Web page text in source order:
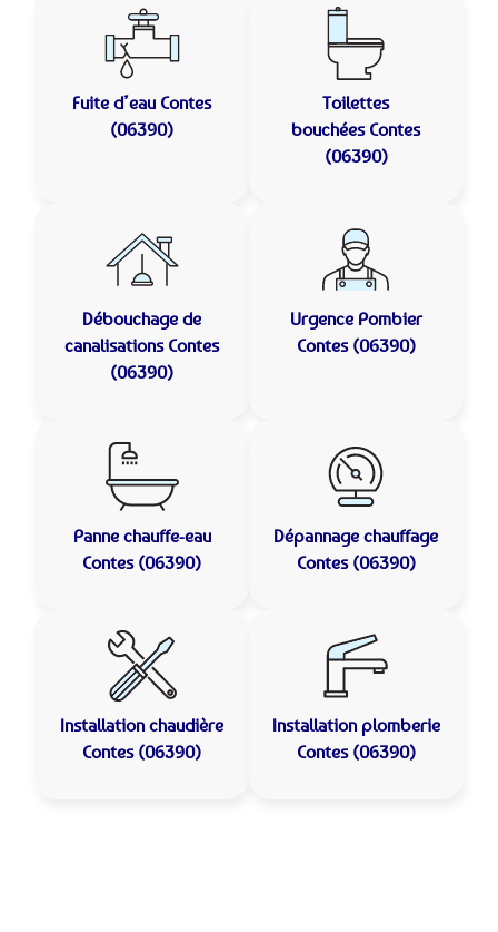
Fuite d’eau Contes
(06390)
Toilettes
bouchées Contes
(06390)
Débouchage de
canalisations Contes
(06390)
Urgence Pombier
Contes (06390)
Panne chauffe-eau
Contes (06390)
Dépannage chauffage
Contes (06390)
Installation chaudière
Contes (06390)
Installation plomberie
Contes (06390)